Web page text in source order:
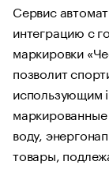
Сервис
интеграцию с
маркировки
позволит
использующим
воду,
товары,